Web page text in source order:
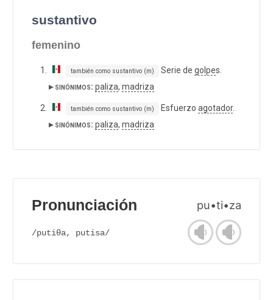
sustantivo
femenino
también como sustantivo (m) Serie de golpes.
▸ sinónimos: paliza, madriza
también como sustantivo (m) Esfuerzo agotador.
▸ sinónimos: paliza, madriza
Pronunciación pu•ti•za
/putiθa, putisa/